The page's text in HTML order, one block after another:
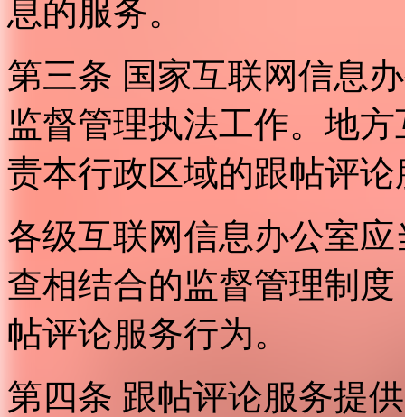
息的服务。
第三条 国家互联网信息
监督管理执法工作。地
责本行政区域的跟帖评
各级互联网信息办公室
查相结合的监督管理制
帖评论服务行为。
第四条 跟帖评论服务提